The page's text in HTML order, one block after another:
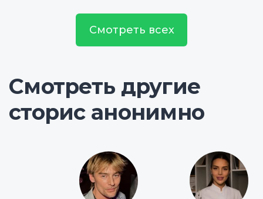
Смотреть всех
Смотреть другие
сторис анонимно